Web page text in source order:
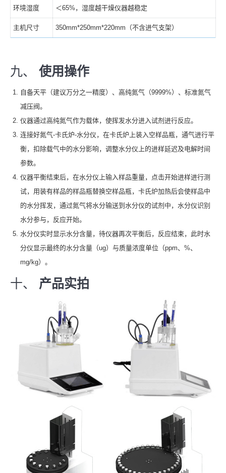
环境湿度 ＜65%，湿度越干燥仪器越稳定
主机尺寸 350mm*250mm*220mm（不含进气支架）
九、 使用操作
自备天平（建议万分之一精度）、高纯氮气（9999%）、标准氮气
减压阀。
仪器通过高纯氮气作为载体，使挥发水分进入试剂进行反应。
连接好氮气-卡氏炉-水分仪，在卡氏炉上装入空样品瓶，通气进行平
衡，扣除载气中的水分影响，调整水分仪上的进样延迟及电解时间
参数。
仪器平衡结束后，在水分仪上输入样品重量，点击开始进样进行测
试，用装有样品的样品瓶替换空样品瓶，卡氏炉加热后会使样品中
的水分挥发，通过氮气将水分输送到水分仪的试剂中，水分仪识别
水分参与，反应开始。
水分仪实时显示水分含量，待仪器再次平衡后，反应结束，此时水
分仪显示最终的水分含量（ug）与质量浓度单位（ppm、%、
mg/kg）。
十、 产品实拍